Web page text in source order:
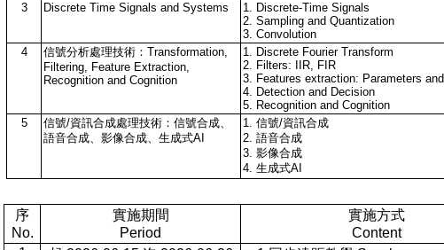
3 Discrete Time Signals and Systems
1. Discrete-Time Signals
2. Sampling and Quantization
3. Convolution
4
信號分析處理技術：Transformation,
Filtering, Feature Extraction,
Recognition and Cognition
1. Discrete Fourier Transform
2. Filters: IIR, FIR
3. Features extraction: Parameters
4. Detection and Decision
5. Recognition and Cognition
5
信號/資訊合成處理技術：信號合成、
語音合成、影像合成、生成式AI
1. 信號/資訊合成
2. 語音合成
3. 影像合成
4. 生成式AI
序
No.
實施期間
Period
實施方式
Content